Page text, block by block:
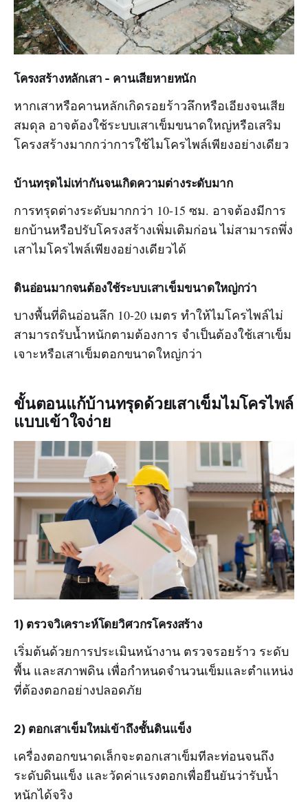
โครงสร้างหลักเสา - คานเสียหายหนัก
หากเสาหรือคานหลักเกิดรอยร้าวลึกหรือเอียงจนเสีย
สมดุล อาจต้องใช้ระบบเสาเข็มขนาดใหญ่หรือเสริม
โครงสร้างมากกว่าการใช้ไมโครไพล์เพียงอย่างเดียว
บ้านทรุดไม่เท่ากันจนเกิดความต่างระดับมาก
การทรุดต่างระดับมากกว่า 10-15 ซม. อาจต้องมีการ
ยกบ้านหรือปรับโครงสร้างเพิ่มเติมก่อน ไม่สามารถพึ่ง
เสาไมโครไพล์เพียงอย่างเดียวได้
ดินอ่อนมากจนต้องใช้ระบบเสาเข็มขนาดใหญ่กว่า
บางพื้นที่ดินอ่อนลึก 10-20 เมตร ทำให้ไมโครไพล์ไม่
สามารถรับน้ำหนักตามต้องการ จำเป็นต้องใช้เสาเข็ม
เจาะหรือเสาเข็มตอกขนาดใหญ่กว่า
ขั้นตอนแก้บ้านทรุดด้วยเสาเข็มไมโครไพล์
แบบเข้าใจง่าย
1) ตรวจวิเคราะห์โดยวิศวกรโครงสร้าง
เริ่มต้นด้วยการประเมินหน้างาน ตรวจรอยร้าว ระดับ
พื้น และสภาพดิน เพื่อกำหนดจำนวนเข็มและตำแหน่ง
ที่ต้องตอกอย่างปลอดภัย
2) ตอกเสาเข็มใหม่เข้าถึงชั้นดินแข็ง
เครื่องตอกขนาดเล็กจะตอกเสาเข็มทีละท่อนจนถึง
ระดับดินแข็ง และวัดค่าแรงตอกเพื่อยืนยันว่ารับน้ำ
หนักได้จริง